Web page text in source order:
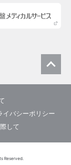
イバシーポリシー
して
Reserved.